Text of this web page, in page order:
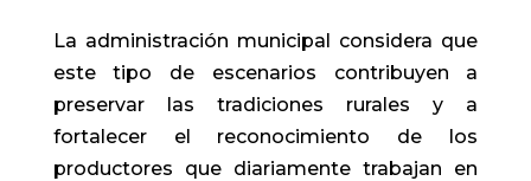
La administración municipal considera que
este tipo de escenarios contribuyen a
preservar las tradiciones rurales y a
fortalecer el reconocimiento de los
productores que diariamente trabajan en